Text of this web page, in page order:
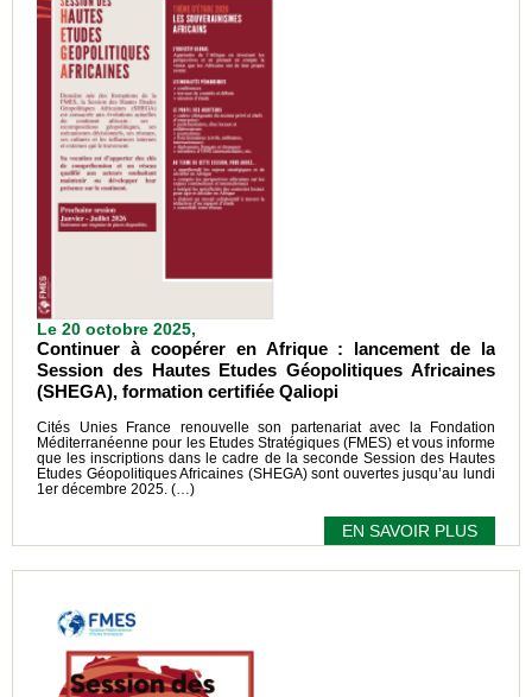
Le 20 octobre 2025,
Continuer à coopérer en Afrique : lancement de la
Session des Hautes Etudes Géopolitiques Africaines
(SHEGA), formation certifiée Qaliopi
Cités Unies France renouvelle son partenariat avec la Fondation
Méditerranéenne pour les Etudes Stratégiques (FMES) et vous informe
que les inscriptions dans le cadre de la seconde Session des Hautes
Etudes Géopolitiques Africaines (SHEGA) sont ouvertes jusqu’au lundi
1er décembre 2025. (…)
EN SAVOIR PLUS